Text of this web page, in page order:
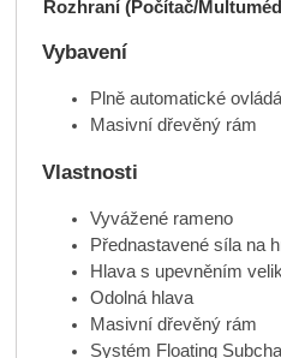
Rozhraní (Počítač/
Vybavení
Plně automatické
Masivní dřevěný rám
Vlastnosti
Vyvážené rameno
Přednastavené síla na
Hlava s upevněním
Odolná hlava
Masivní dřevěný rám
Systém Floating